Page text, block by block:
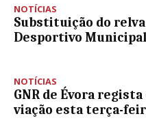
NOTÍCIAS
Substituição do
Desportivo
NOTÍCIAS
GNR de Évora
viação esta terça-